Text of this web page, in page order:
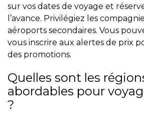
sur vos dates de voyage et
l’avance. Privilégiez les
aéroports secondaires. Vous
vous inscrire aux alertes de prix
des promotions.
Quelles sont les
abordables pour
?